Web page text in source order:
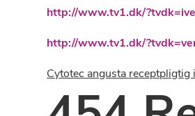
http://www.tv1.dk/
http://www.tv1.dk/
Cytotec angusta receptpligtig